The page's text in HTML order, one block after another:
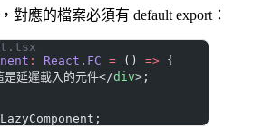
對應的檔案必須有 default export：
: React . FC = () => {
是延遲載入的元件</div>;
LazyComponent;